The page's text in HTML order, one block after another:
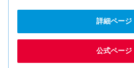
詳細ページ
公式ページ